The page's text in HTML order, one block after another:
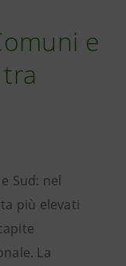
e
Sud: nel
più elevati
La